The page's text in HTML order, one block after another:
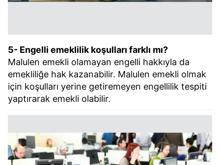
reklam/pazarlama faaliyetlerinin yapılması, amaçlarıyla
vasıtasıyla belirleyebilirsiniz. Çerezlere ilişkin detaylı bilgi
için Ayarlar butonuna tıklayabilir,Çerez Bilgilendirme
Metnimiziziyaret edebilirsiniz.
6698 sayılı Kişisel Verilerin Korunması Kanunu uyarınca
hazırlanmış Aydınlatma Metnimizi okumak ve sitemizde
almak için lütfentıklayınız.
5- Engelli emeklilik koşulları farklı mı?
Malulen emekli olamayan engelli hakkıyla da
emekliliğe hak kazanabilir. Malulen emekli olmak
için koşulları yerine getiremeyen engellilik tespiti
yaptırarak emekli olabilir.